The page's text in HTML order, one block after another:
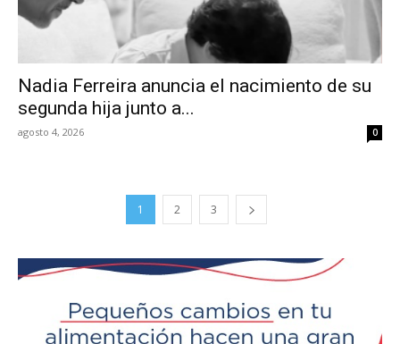
Nadia Ferreira anuncia el nacimiento de su
segunda hija junto a...
agosto 4, 2026 0
1 2 3